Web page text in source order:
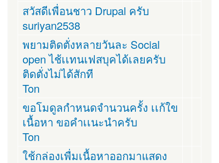
สวัสดีเพื่อนชาว Drupal ครับ
suriyan2538
พยามติดตั่งหลายวันละ Social
open ไช้เเทนเฟสบุคได้เลยครับ
ติดตั่งไม่ได้สักที
Ton
ขอโมดูลกำหนดจำนวนครั้ง เเก้ใข
เนื้อหา ขอคำเเนะนำครับ
Ton
ใช้กล่องเพื่มเนื้อหาออกมาแสดง